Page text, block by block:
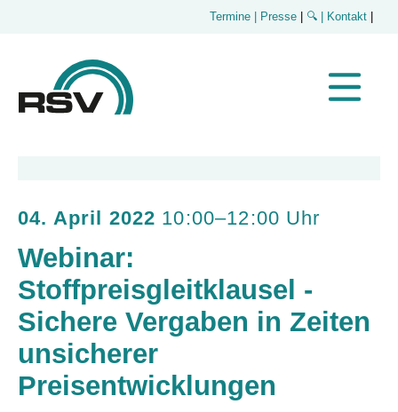
Termine | Presse 🔍 | Kontakt
04. April 2022 10:00–12:00 Uhr
Webinar:
Stoffpreisgleitklausel -
Sichere Vergaben in Zeiten
unsicherer
Preisentwicklungen